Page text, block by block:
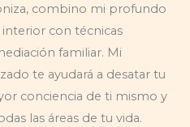
combino mi profundo
con técnicas
familiar. Mi
te ayudará a desatar tu
conciencia de ti mismo y
las áreas de tu vida.